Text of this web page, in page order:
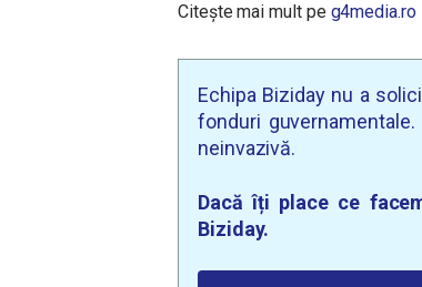
Citește mai mult pe g4media.ro
Echipa Biziday nu a
fonduri
neinvazivă.
Dacă îți place ce
Biziday.